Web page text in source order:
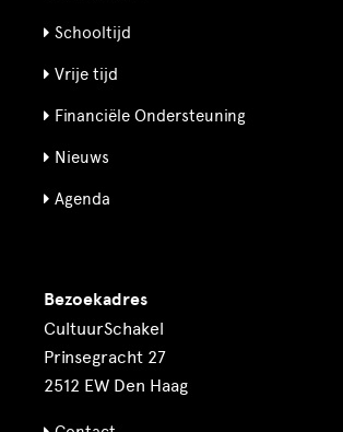
Schooltijd
Vrije tijd
Financiële Ondersteuning
Nieuws
Agenda
Bezoekadres
CultuurSchakel
Prinsegracht 27
2512 EW Den Haag